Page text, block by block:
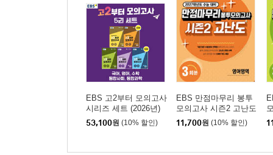
05 한반도의 지질
07 해파와 조석
08 대기의 운동
09 바람의 종류
10 편서풍 파동과 대기 대순환
11 좌표계와 태양계 모형
12 행성의 궤도 운동
EBS 고2부터 모의고사
시리즈 세트 (2026년)
53,100원 (10% 할인)
EBS 만점마무리 봉투
모의고사 시즌2 고난도
영어영역 3회분 (2026
년)
11,700원 (10% 할인)